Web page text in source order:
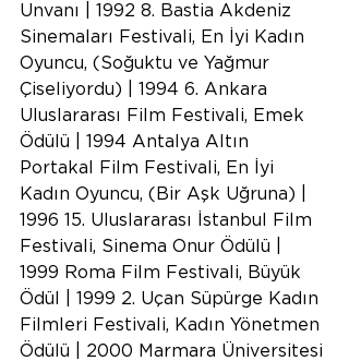
Unvanı | 1992 8. Bastia Akdeniz
Sinemaları Festivali, En İyi Kadın
Oyuncu, (Soğuktu ve Yağmur
Çiseliyordu) | 1994 6. Ankara
Uluslararası Film Festivali, Emek
Ödülü | 1994 Antalya Altın
Portakal Film Festivali, En İyi
Kadın Oyuncu, (Bir Aşk Uğruna) |
1996 15. Uluslararası İstanbul Film
Festivali, Sinema Onur Ödülü |
1999 Roma Film Festivali, Büyük
Ödül | 1999 2. Uçan Süpürge Kadın
Filmleri Festivali, Kadın Yönetmen
Ödülü | 2000 Marmara Üniversitesi